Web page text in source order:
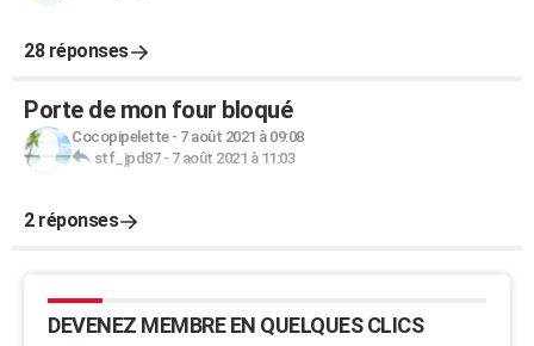
28 réponses
Porte de mon four bloqué
Cocopipelette- 7 août 2021 à 09:08
stf_jpd87- 7 août 2021 à 11:03
2 réponses
DEVENEZ MEMBRE EN QUELQUES CLICS